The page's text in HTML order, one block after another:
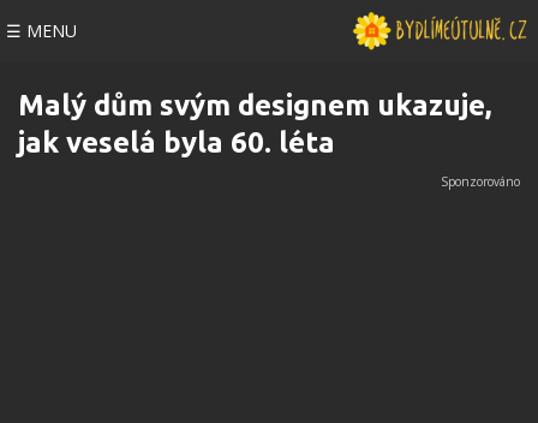
☰ MENU
Malý dům svým designem ukazuje,
jak veselá byla 60. léta